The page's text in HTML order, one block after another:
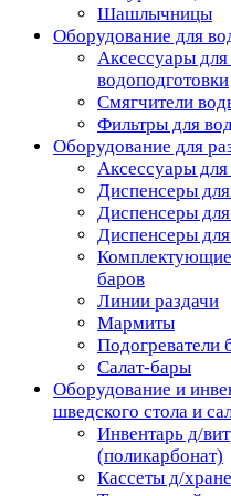
Шашлычницы
Оборудование для
Аксессуары
водоподготовки
Смягчители
Фильтры для
Оборудование для
Аксессуары для
Диспенсеры
Диспенсеры
Диспенсеры
Комплектующие
баров
Линии раздачи
Мармиты
Подогреватели
Салат-бары
Оборудование и
шведского стола и
Инвентарь д/
(поликарбонат)
Кассеты д/